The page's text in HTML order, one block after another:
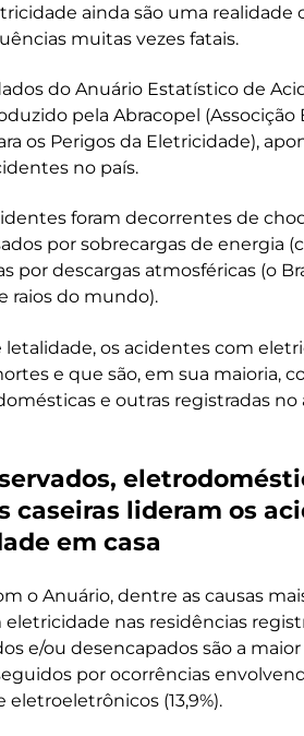
ainda são uma realidade
muitas vezes fatais.
do Anuário Estatístico de
pela Abracopel (Associção
os Perigos da Eletricidade),
no país.
foram decorrentes de
por sobrecargas de energia
por descargas atmosféricas (o
raios do mundo).
os acidentes com
e que são, em sua maioria,
e outras registradas
caseiras lideram os
em casa
o Anuário, dentre as causas
nas residências
e/ou desencapados são a
por ocorrências
(13,9%).